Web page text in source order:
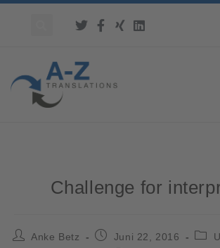
Challenge for
Anke Betz Juni 22, 2016